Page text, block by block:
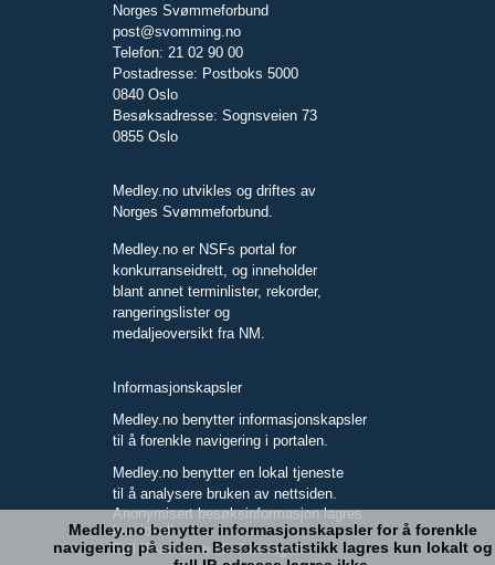
Norges Svømmeforbund
post@svomming.no
Telefon: 21 02 90 00
Postadresse: Postboks 5000
0840 Oslo
Besøksadresse: Sognsveien 73
0855 Oslo
Medley.no utvikles og driftes av
Norges Svømmeforbund.
Medley.no er NSFs portal for
konkurranseidrett, og inneholder
blant annet terminlister, rekorder,
rangeringslister og
medaljeoversikt fra NM.
Informasjonskapsler
Medley.no benytter informasjonskapsler
til å forenkle navigering i portalen.
Medley.no benytter en lokal tjeneste
til å analysere bruken av nettsiden.
Anonymisert besøksinformasjon lagres
kun lokalt.
Full IP-adresse blir ikke lagret.
Medley.no benytter informasjonskapsler for å forenkle
navigering på siden. Besøksstatistikk lagres kun lokalt og